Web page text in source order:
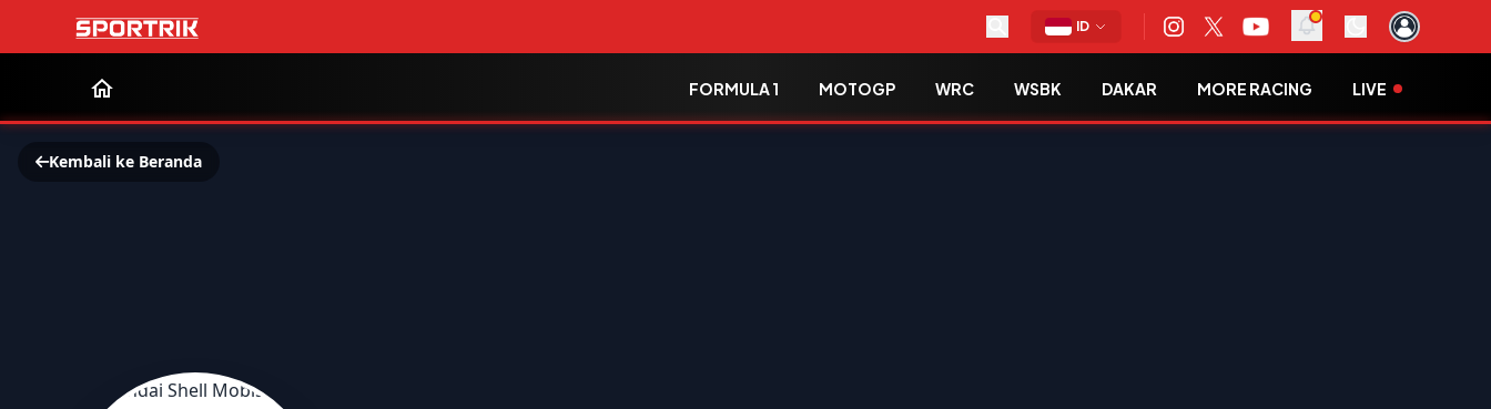
ID
FORMULA 1 MOTOGP WRC WSBK DAKAR MORE RACING LIVE
Kembali ke Beranda